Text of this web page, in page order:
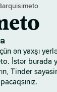
ən yaxşı
İstər burada
Tinder